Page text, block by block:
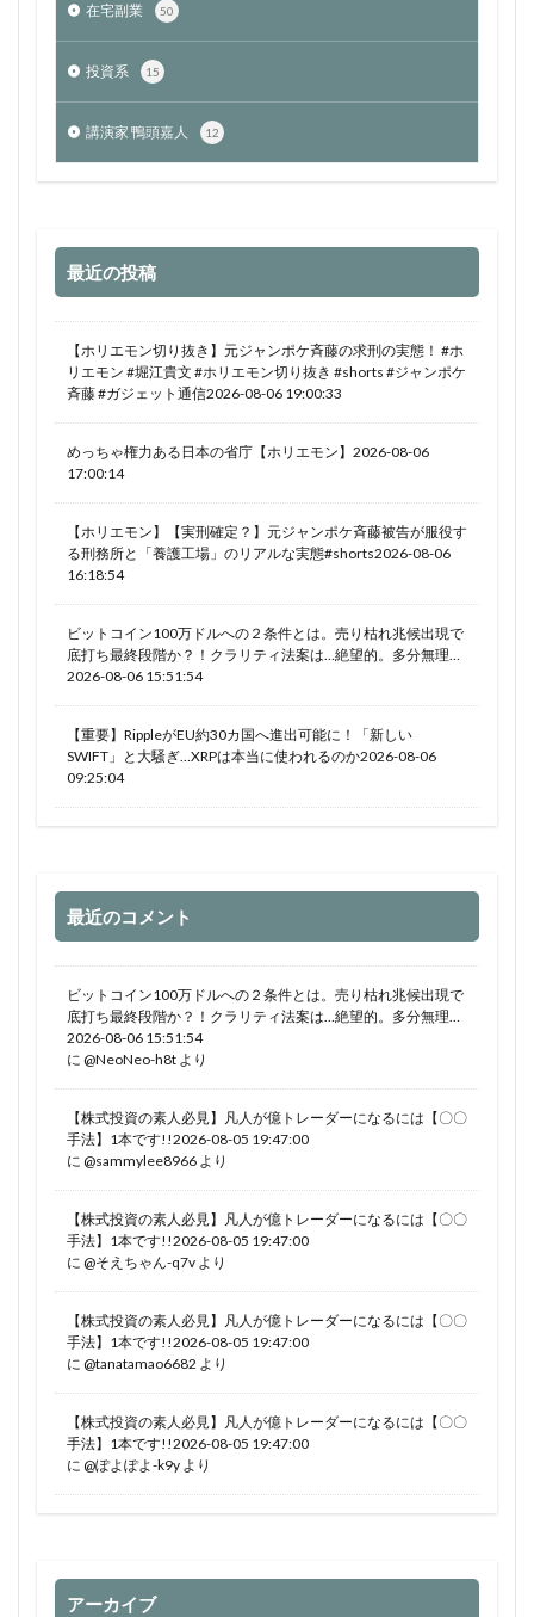
在宅副業 50
投資系 15
講演家 鴨頭嘉人 12
最近の投稿
【ホリエモン切り抜き】元ジャンポケ斉藤の求刑の実態！ #ホ
リエモン #堀江貴文 #ホリエモン切り抜き #shorts #ジャンポケ
斉藤 #ガジェット通信2026-08-06 19:00:33
めっちゃ権力ある日本の省庁【ホリエモン】2026-08-06
17:00:14
【ホリエモン】【実刑確定？】元ジャンポケ斉藤被告が服役す
る刑務所と「養護工場」のリアルな実態#shorts2026-08-06
16:18:54
ビットコイン100万ドルへの２条件とは。売り枯れ兆候出現で
底打ち最終段階か？！クラリティ法案は…絶望的。多分無理…
2026-08-06 15:51:54
【重要】RippleがEU約30カ国へ進出可能に！「新しい
SWIFT」と大騒ぎ…XRPは本当に使われるのか2026-08-06
09:25:04
最近のコメント
ビットコイン100万ドルへの２条件とは。売り枯れ兆候出現で
底打ち最終段階か？！クラリティ法案は…絶望的。多分無理…
2026-08-06 15:51:54
に @NeoNeo-h8t より
【株式投資の素人必見】凡人が億トレーダーになるには【〇〇
手法】1本です!!2026-08-05 19:47:00
に @sammylee8966 より
【株式投資の素人必見】凡人が億トレーダーになるには【〇〇
手法】1本です!!2026-08-05 19:47:00
に @そえちゃん-q7v より
【株式投資の素人必見】凡人が億トレーダーになるには【〇〇
手法】1本です!!2026-08-05 19:47:00
に @tanatamao6682 より
【株式投資の素人必見】凡人が億トレーダーになるには【〇〇
手法】1本です!!2026-08-05 19:47:00
に @ぽよぽよ-k9y より
アーカイブ